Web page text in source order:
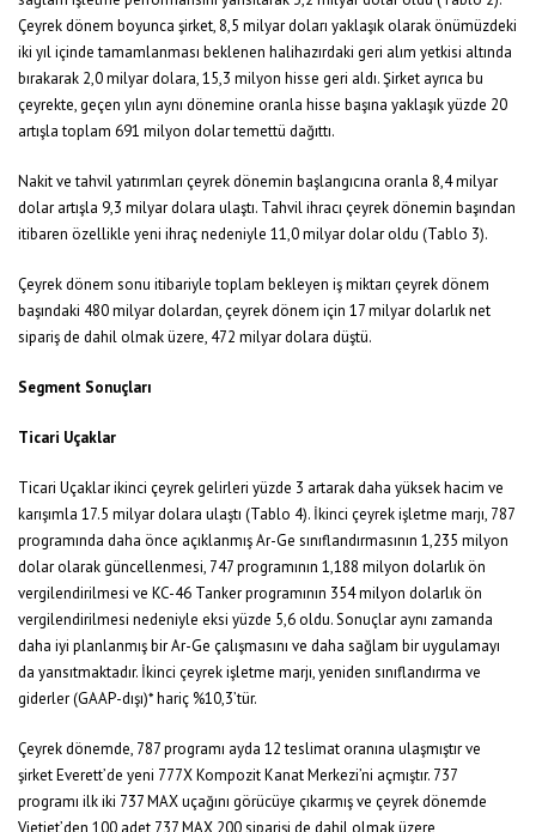
Çeyrek dönem boyunca şirket, 8,5 milyar doları yaklaşık olarak önümüzdeki
iki yıl içinde tamamlanması beklenen halihazırdaki geri alım yetkisi altında
bırakarak 2,0 milyar dolara, 15,3 milyon hisse geri aldı. Şirket ayrıca bu
çeyrekte, geçen yılın aynı dönemine oranla hisse başına yaklaşık yüzde 20
artışla toplam 691 milyon dolar temettü dağıttı.
Nakit ve tahvil yatırımları çeyrek dönemin başlangıcına oranla 8,4 milyar
dolar artışla 9,3 milyar dolara ulaştı. Tahvil ihracı çeyrek dönemin başından
itibaren özellikle yeni ihraç nedeniyle 11,0 milyar dolar oldu (Tablo 3).
Çeyrek dönem sonu itibariyle toplam bekleyen iş miktarı çeyrek dönem
başındaki 480 milyar dolardan, çeyrek dönem için 17 milyar dolarlık net
sipariş de dahil olmak üzere, 472 milyar dolara düştü.
Segment Sonuçları
Ticari Uçaklar
Ticari Uçaklar ikinci çeyrek gelirleri yüzde 3 artarak daha yüksek hacim ve
karışımla 17.5 milyar dolara ulaştı (Tablo 4). İkinci çeyrek işletme marjı, 787
programında daha önce açıklanmış Ar-Ge sınıflandırmasının 1,235 milyon
dolar olarak güncellenmesi, 747 programının 1,188 milyon dolarlık ön
vergilendirilmesi ve KC-46 Tanker programının 354 milyon dolarlık ön
vergilendirilmesi nedeniyle eksi yüzde 5,6 oldu. Sonuçlar aynı zamanda
daha iyi planlanmış bir Ar-Ge çalışmasını ve daha sağlam bir uygulamayı
da yansıtmaktadır. İkinci çeyrek işletme marjı, yeniden sınıflandırma ve
giderler (GAAP-dışı)* hariç %10,3’tür.
Çeyrek dönemde, 787 programı ayda 12 teslimat oranına ulaşmıştır ve
şirket Everett’de yeni 777X Kompozit Kanat Merkezi’ni açmıştır. 737
programı ilk iki 737 MAX uçağını görücüye çıkarmış ve çeyrek dönemde